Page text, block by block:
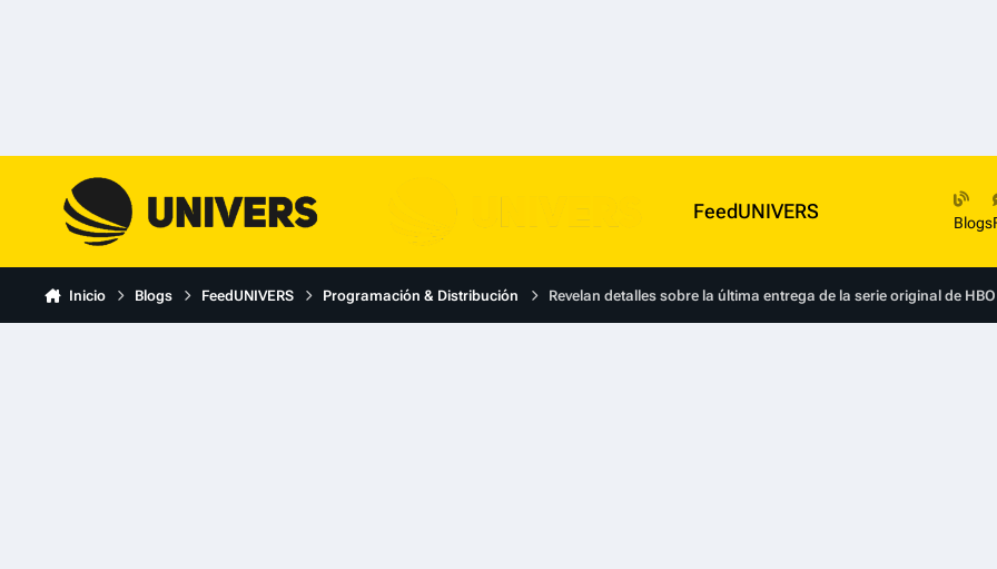
FeedUNIVERS Blogs
Inicio Blogs FeedUNIVERS Programación & Distribución Revelan detalles sobre la última entrega de la serie original de